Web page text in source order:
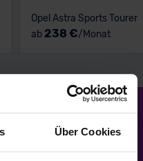
Über Cookies
Opel Astra Sports Tourer
ab 238 €/Monat
nie.